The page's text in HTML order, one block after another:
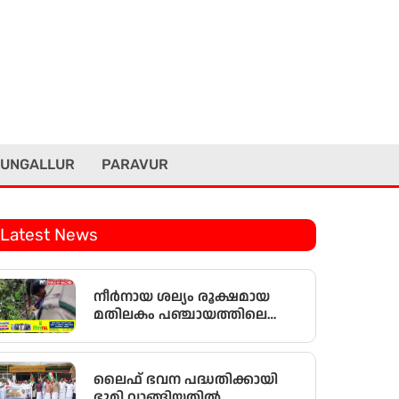
PARAVUR
Latest News
നീർനായ ശല്യം രൂക്ഷമായ
മതിലകം പഞ്ചായത്തിലെ
മത്സ്യകർഷകർക്ക്
ആശ്വാസമായി വനംവകുപ്പ്
കുളങ്ങളിൽ കൂടുകൾ
ലൈഫ് ഭവന പദ്ധതിക്കായി